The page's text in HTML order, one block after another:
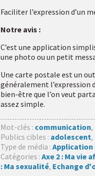
Faciliter l’expression d’un
Notre avis :
C’est une application
une photo ou un petit
Une carte postale est un
généralement l’expression
bien-être que l’on veut
assez simple.
Mot-clés : communication,
Publics cibles : adolescent,
Type de média : Application
Catégories : Axe 2 : Ma vie
: Ma sexualité, Echange